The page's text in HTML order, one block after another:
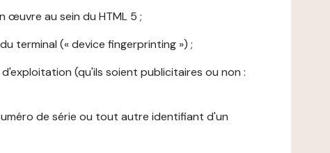
œuvre au sein du HTML 5 ;
terminal (« device fingerprinting ») ;
(qu'ils soient publicitaires ou non :
de série ou tout autre identifiant d'un